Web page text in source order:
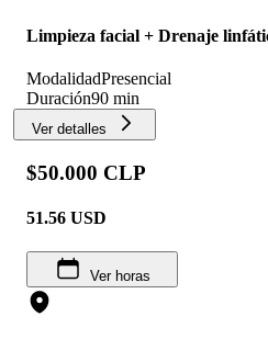
Limpieza facial + Drenaje
ModalidadPresencial
Duración90 min
Ver detalles
$50.000 CLP
51.56 USD
Ver horas